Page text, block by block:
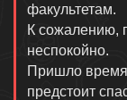
факультетам.
К сожалению,
неспокойно.
Пришло время
предстоит